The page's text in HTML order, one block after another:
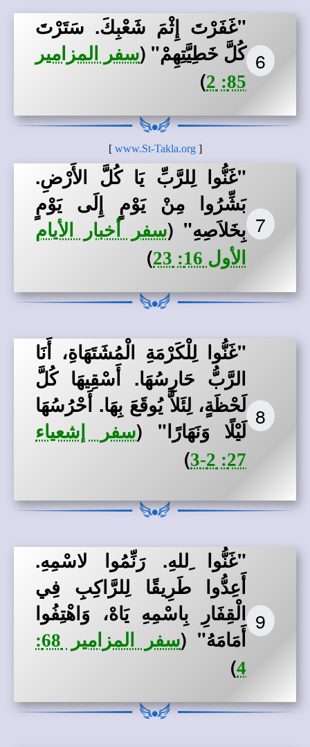
6
"غَفَرْتَ إِثْمَ شَعْبِكَ. سَتَرْتَ
كُلَّ خَطِيَّتِهِمْ" (سفر المزامير
85: 2
)
[
www.St-Takla.org
]
7
"غَنُّوا لِلرَّبِّ يَا كُلَّ الأَرْضِ.
بَشِّرُوا مِنْ يَوْمٍ إِلَى يَوْمٍ
بِخَلاَصِهِ" (سفر أخبار الأيام
الأول 16: 23
)
8
"غَنُّوا لِلْكَرْمَةِ الْمُشَتَهَاةِ، أَنَا
الرَّبُّ حَارِسُهَا. أَسْقِيهَا كُلَّ
لَحْظَةٍ، لِئَلاَّ يُوقَعَ بِهَا. أَحْرُسُهَا
لَيْلًا وَنَهَارًا" (سفر إشعياء
27: 2-3
)
9
"غَنُّوا ِللهِ. رَنِّمُوا لاسْمِهِ.
أَعِدُّوا طَرِيقًا لِلرَّاكِبِ فِي
الْقِفَارِ بِاسْمِهِ يَاهْ، وَاهْتِفُوا
أَمَامَهُ" (
سفر المزامير 68:
4
)